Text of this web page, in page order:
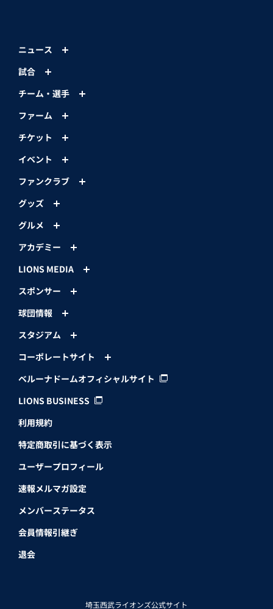
ニュース
試合
チーム・選手
ファーム
チケット
イベント
ファンクラブ
グッズ
グルメ
アカデミー
LIONS MEDIA
スポンサー
球団情報
スタジアム
コーポレートサイト
ベルーナドームオフィシャルサイト
LIONS BUSINESS
利用規約
特定商取引に基づく表示
ユーザープロフィール
速報メルマガ設定
メンバーステータス
会員情報引継ぎ
退会
埼玉西武ライオンズ公式サイト